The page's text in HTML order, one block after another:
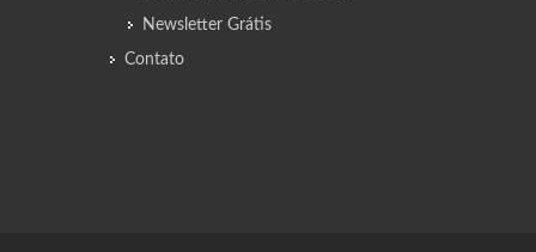
Newsletter Grátis
Contato